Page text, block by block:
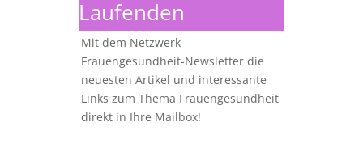
Laufenden
Mit dem Netzwerk
Frauengesundheit-Newsletter die
neuesten Artikel und interessante
Links zum Thema Frauengesundheit
direkt in Ihre Mailbox!